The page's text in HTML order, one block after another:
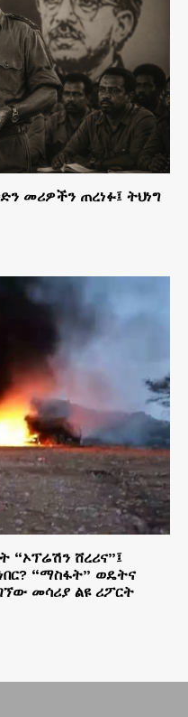
መሪዎችን ጠረነፉ፤ ትህነግ
ሸረሪና”፤
“ማስፋት” ወዴትና
መሳሪያ ልዩ ሪፖርት